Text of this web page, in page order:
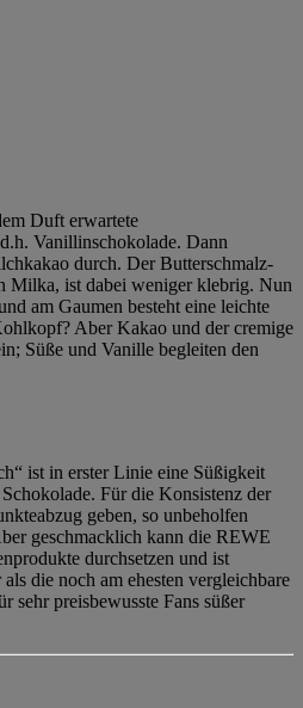
Duft erwartete
Vanillinschokolade. Dann
durch. Der Butterschmalz-
Milka, ist dabei weniger klebrig. Nun
am Gaumen besteht eine leichte
Aber Kakao und der cremige
Süße und Vanille begleiten den
ist in erster Linie eine Süßigkeit
Für die Konsistenz der
geben, so unbeholfen
geschmacklich kann die REWE
durchsetzen und ist
die noch am ehesten vergleichbare
sehr preisbewusste Fans süßer